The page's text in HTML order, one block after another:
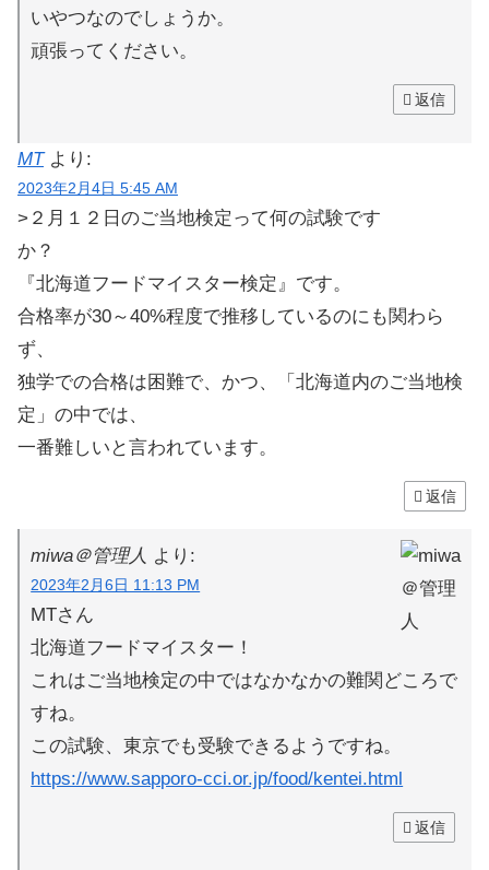
いやつなのでしょうか。
頑張ってください。
返信
MT より:
2023年2月4日 5:45 AM
>２月１２日のご当地検定って何の試験です
か？
『北海道フードマイスター検定』です。
合格率が30～40%程度で推移しているのにも関わら
ず、
独学での合格は困難で、かつ、「北海道内のご当地検
定」の中では、
一番難しいと言われています。
返信
miwa＠管理人 より:
2023年2月6日 11:13 PM
MTさん
北海道フードマイスター！
これはご当地検定の中ではなかなかの難関どころで
すね。
この試験、東京でも受験できるようですね。
https://www.sapporo-cci.or.jp/food/kentei.html
返信